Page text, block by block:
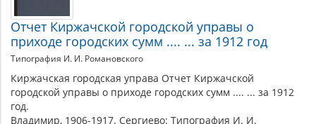
Отчет Киржачской городской управы о
приходе городских сумм .... ... за 1912 год
Типография И. И. Романовского
Киржачская городская управа Отчет Киржачской
городской управы о приходе городских сумм .... ... за 1912
год.
Владимир, 1906-1917. Сергиево: Типография И. И.